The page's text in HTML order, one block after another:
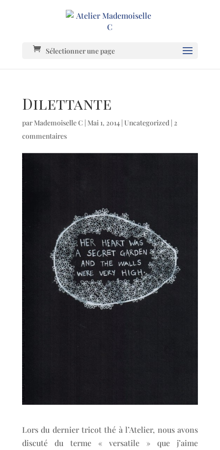
Sélectionner une page
Dilettante
par Mademoiselle C | Mai 1, 2014| Uncategorized| 2
commentaires
Lors du dernier tricot thé à l’Atelier, nous avons
discuté du terme « versatile » que j’aime